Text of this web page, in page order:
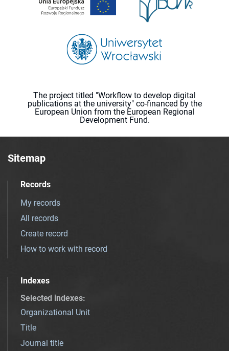
The project titled "Workflow to develop digital
publications at the university" co-financed by the
European Union from the European Regional
Development Fund.
Sitemap
Records
My records
All records
Create record
How to work with record
Indexes
Selected indexes:
Organizational Unit
Title
Journal title